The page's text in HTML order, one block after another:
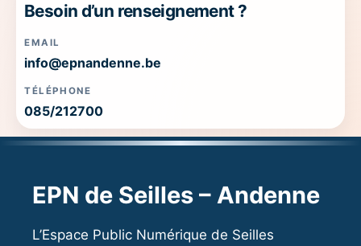
Besoin d’un renseignement ?
EMAIL
info@epnandenne.be
TÉLÉPHONE
085/212700
EPN de Seilles – Andenne
L’Espace Public Numérique de Seilles